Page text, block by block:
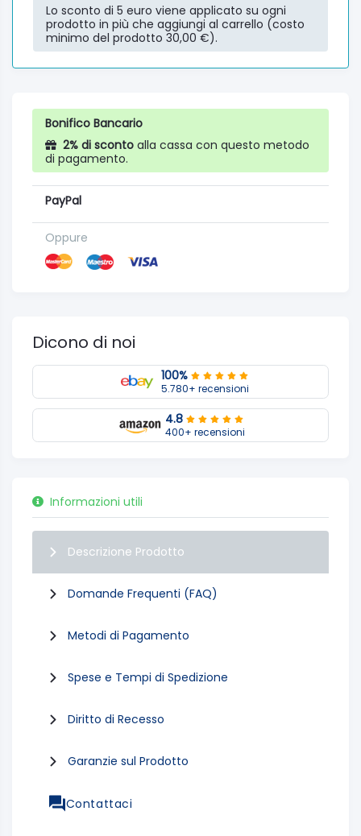
Lo sconto di 5 euro viene applicato su ogni
prodotto in più che aggiungi al carrello (costo
minimo del prodotto 30,00 €).
Bonifico Bancario
2% di sconto alla cassa con questo metodo
di pagamento.
PayPal
Oppure
Dicono di noi
100%
5.780+ recensioni
4.8
400+ recensioni
Informazioni utili
Descrizione Prodotto
Domande Frequenti (FAQ)
Metodi di Pagamento
Spese e Tempi di Spedizione
Diritto di Recesso
Garanzie sul Prodotto
Contattaci